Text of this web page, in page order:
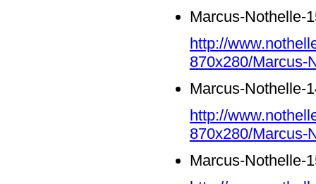
Marcus-Nothelle-
http://
870x280/Marcus-
Marcus-Nothelle-
http://
870x280/Marcus-
Marcus-Nothelle-